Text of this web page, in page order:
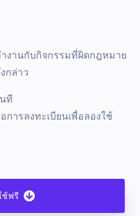
งานกับกิจกรรมที่ผิดกฎหมาย
กล่าว
ที
การลงทะเบียนเพื่อลองใช้
ช้ฟรี